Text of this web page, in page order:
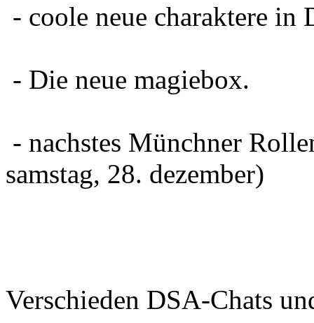
- coole neue charaktere in
- Die neue magiebox.
- nachstes Münchner
samstag, 28. dezember)
Verschieden DSA-Chats